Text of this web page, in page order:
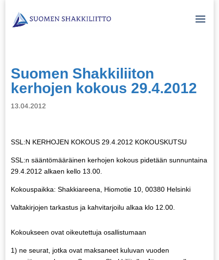
Suomen Shakkiliiton
kerhojen kokous 29.4.2012
13.04.2012
SSL:N KERHOJEN KOKOUS 29.4.2012 KOKOUSKUTSU
SSL:n sääntömääräinen kerhojen kokous pidetään sunnuntaina
29.4.2012 alkaen kello 13.00.
Kokouspaikka: Shakkiareena, Hiomotie 10, 00380 Helsinki
Valtakirjojen tarkastus ja kahvitarjoilu alkaa klo 12.00.
Kokoukseen ovat oikeutettuja osallistumaan
1) ne seurat, jotka ovat maksaneet kuluvan vuoden